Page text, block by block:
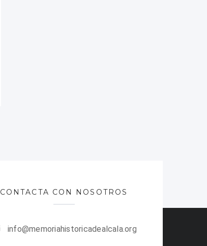
CONTACTA CON NOSOTROS
info@memoriahistoricadealcala.org